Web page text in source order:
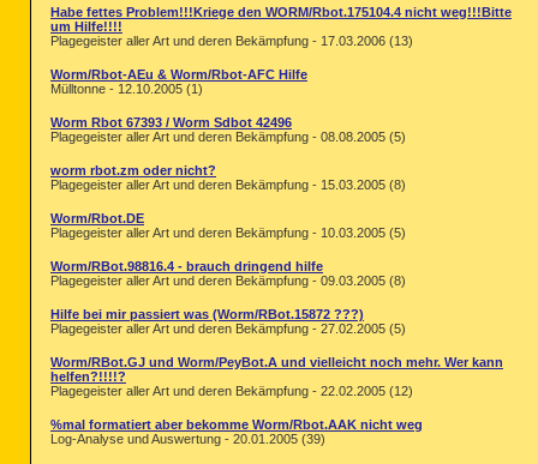
Habe fettes Problem!!!Kriege den WORM/Rbot.175104.4 nicht weg!!!Bitte
um Hilfe!!!!
Plagegeister aller Art und deren Bekämpfung - 17.03.2006 (13)
Worm/Rbot-AEu & Worm/Rbot-AFC Hilfe
Mülltonne - 12.10.2005 (1)
Worm Rbot 67393 / Worm Sdbot 42496
Plagegeister aller Art und deren Bekämpfung - 08.08.2005 (5)
worm rbot.zm oder nicht?
Plagegeister aller Art und deren Bekämpfung - 15.03.2005 (8)
Worm/Rbot.DE
Plagegeister aller Art und deren Bekämpfung - 10.03.2005 (5)
Worm/RBot.98816.4 - brauch dringend hilfe
Plagegeister aller Art und deren Bekämpfung - 09.03.2005 (8)
Hilfe bei mir passiert was (Worm/RBot.15872 ???)
Plagegeister aller Art und deren Bekämpfung - 27.02.2005 (5)
Worm/RBot.GJ und Worm/PeyBot.A und vielleicht noch mehr. Wer kann
helfen?!!!!?
Plagegeister aller Art und deren Bekämpfung - 22.02.2005 (12)
%mal formatiert aber bekomme Worm/Rbot.AAK nicht weg
Log-Analyse und Auswertung - 20.01.2005 (39)